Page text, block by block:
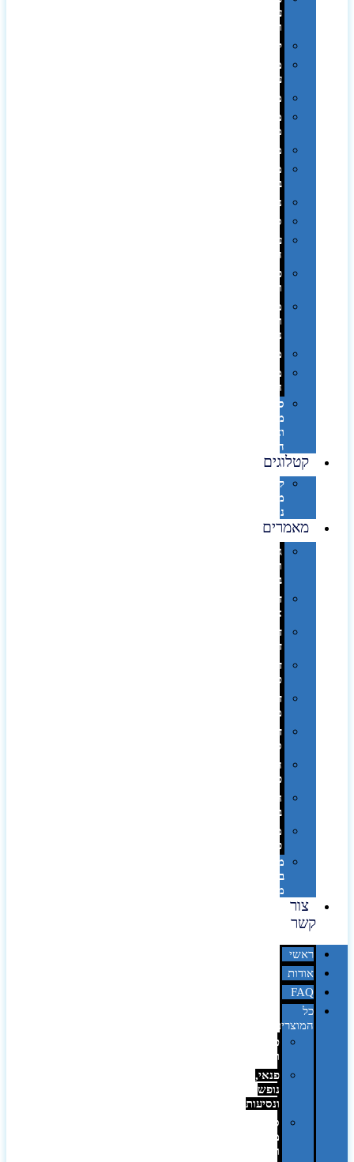
עבודה
ופנסים
למטבח
מוצרי
עור
מחברות
מחזיקי
מפתחות
משחקים
מתנה
בפחית
נסיעות
ספורט
על
השולחן…
פינוק
וספא
מזוודות
ותיקי
נסיעות
מטריות
מוצרי
חוף
סביבת
מחשב
וציוד
היקפי
קטלוגים
קטלוג
מוצרי
נייר
מאמרים
גימורים
והשבחות
בדפוס
דפוס
אופסט
דפוס
דיגיטלי
דפוס
טמפון
דפוס
משי
דפוס
סובלימציה
הדפס
פרוצס
חריטה
בלייזר
מהו
פנטון?
מיתוג
באמצעות
מדבקות
צור
קשר
ראשי
אודות
FAQ
כל
המוצרים
טכנולוגיה
וגאדג'טים
פנאי,
נופש
ונסיעות
סביבת
משרד
ופרימיום